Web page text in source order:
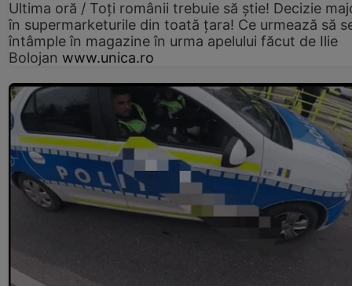
Ultima oră / Toți românii trebuie să știe! Decizie
în supermarketurile din toată țara! Ce urmează să
întâmple în magazine în urma apelului făcut de Ilie
Bolojan www.unica.ro